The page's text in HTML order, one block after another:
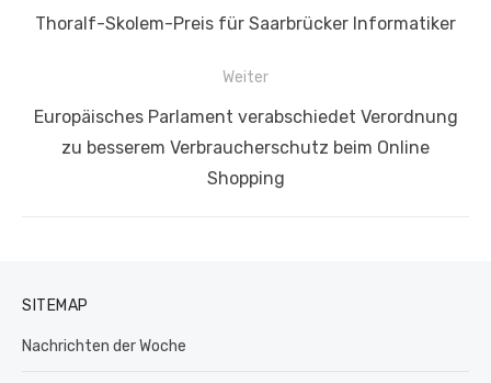
Vorheriger
Thoralf-Skolem-Preis für Saarbrücker Informatiker
Weiter
Nächster
Beitrag:
Europäisches Parlament verabschiedet Verordnung
zu besserem Verbraucherschutz beim Online
Shopping
SITEMAP
Nachrichten der Woche